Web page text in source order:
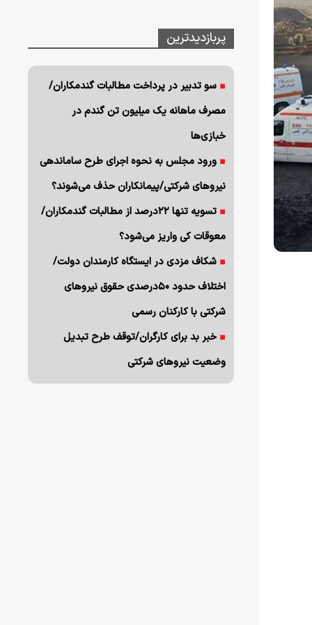
پربازدیدترین
سو تدبیر در پرداخت مطالبات گندمکاران/
مصرف ماهانه یک میلیون تن گندم در
خبازی‌ها
ورود مجلس به نحوه اجرای طرح ساماندهی
نیروهای شرکتی/پیمانکاران حذف می‌شوند؟
تسویه تنها ۲۲درصد از مطالبات گندمکاران/
معوقات کی واریز می‌شود؟
شکاف مزدی در ایستگاه کارمندان دولت/
اختلاف حدود ۵۰درصدی حقوق نیروهای
شرکتی با کارکنان رسمی
خبر بد برای کارگران/توقف طرح تبدیل
وضعیت نیروهای شرکتی